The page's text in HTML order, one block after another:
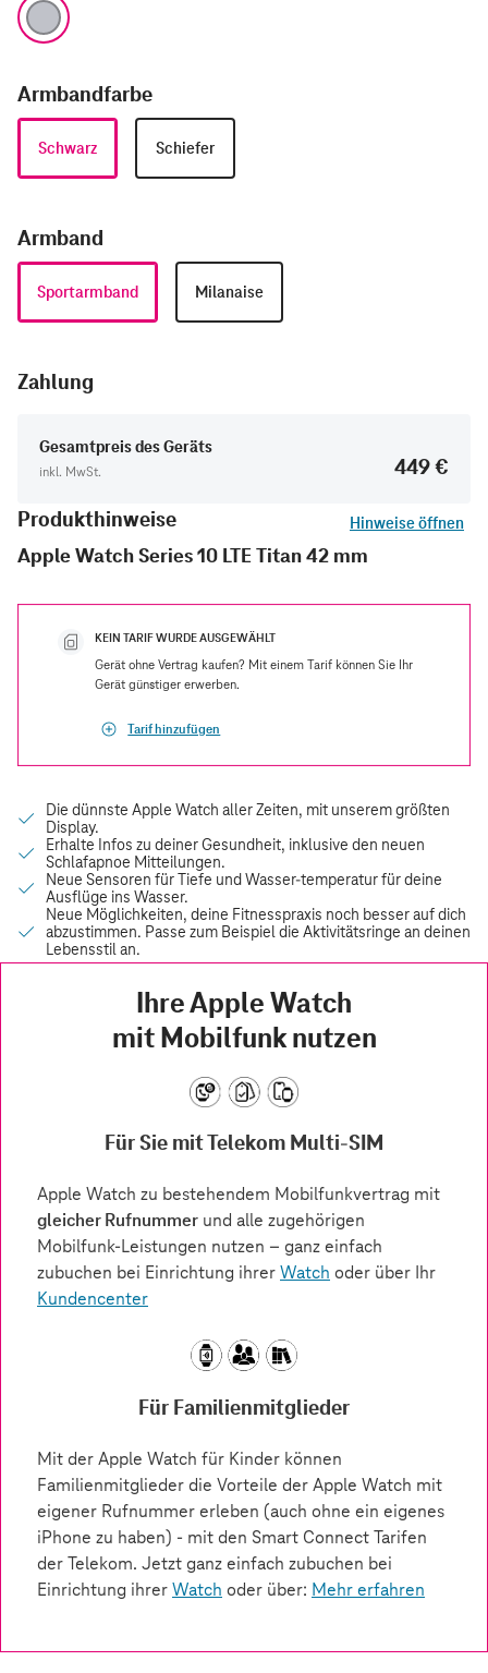
Armbandfarbe
Schwarz Schiefer
Armband
Sportarmband Milanaise
Zahlung
Gesamtpreis des Geräts
inkl. MwSt.
449 €
Produkthinweise
Hinweise öffnen
Apple Watch Series 10 LTE Titan 42 mm
KEIN TARIF WURDE AUSGEWÄHLT
Gerät ohne Vertrag kaufen? Mit einem Tarif können Sie Ihr
Gerät günstiger erwerben.
Tarif hinzufügen